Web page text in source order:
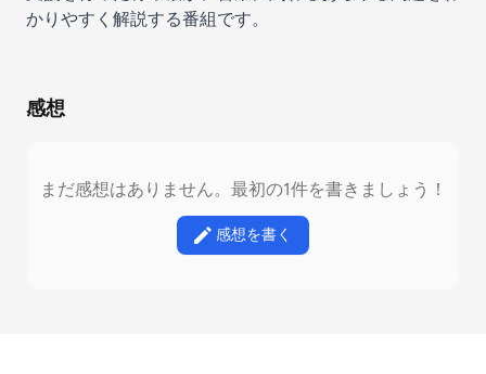
かりやすく解説する番組です。
感想
まだ感想はありません。最初の1件を書きましょう！
感想を書く